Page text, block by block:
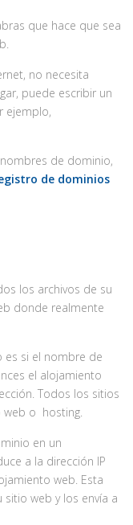
que hace que sea
no necesita
puede escribir un
ejemplo,
de dominio,
de dominios
los archivos de su
donde realmente
es si el nombre de
el alojamiento
Todos los sitios
web o hosting.
en un
a la dirección IP
web. Esta
web y los envía a